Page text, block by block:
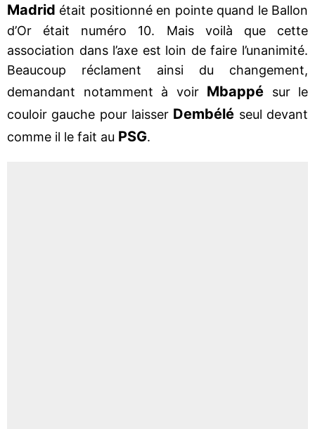
Madrid était positionné en pointe quand le Ballon
d’Or était numéro 10. Mais voilà que cette
association dans l’axe est loin de faire l’unanimité.
Beaucoup réclament ainsi du changement,
demandant notamment à voir Mbappé sur le
couloir gauche pour laisser Dembélé seul devant
comme il le fait au PSG.